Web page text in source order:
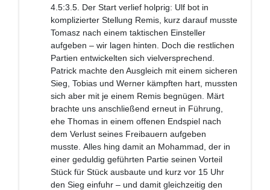
4.5:3.5. Der Start verlief holprig: Ulf bot in
komplizierter Stellung Remis, kurz darauf musste
Tomasz nach einem taktischen Einsteller
aufgeben – wir lagen hinten. Doch die restlichen
Partien entwickelten sich vielversprechend.
Patrick machte den Ausgleich mit einem sicheren
Sieg, Tobias und Werner kämpften hart, mussten
sich aber mit je einem Remis begnügen. Märt
brachte uns anschließend erneut in Führung,
ehe Thomas in einem offenen Endspiel nach
dem Verlust seines Freibauern aufgeben
musste. Alles hing damit an Mohammad, der in
einer geduldig geführten Partie seinen Vorteil
Stück für Stück ausbaute und kurz vor 15 Uhr
den Sieg einfuhr – und damit gleichzeitig den